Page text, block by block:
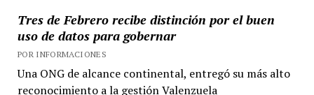
Tres de Febrero recibe distinción por el buen
uso de datos para gobernar
POR INFORMACIONES
Una ONG de alcance continental, entregó su más alto
reconocimiento a la gestión Valenzuela